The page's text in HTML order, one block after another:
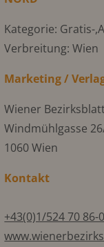
Kategorie: Gratis-
Verbreitung: Wien
Marketing /
Wiener
Windmühlgasse
1060 Wien
Kontakt
+43(0)1/524 70 86-0